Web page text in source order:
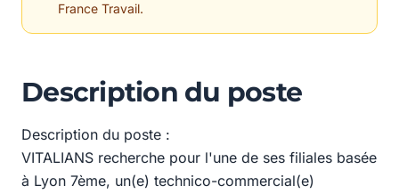
France Travail.
Description du poste
Description du poste :
VITALIANS recherche pour l'une de ses filiales basée
à Lyon 7ème, un(e) technico-commercial(e)